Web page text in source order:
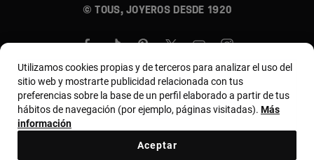
© TOUS, JOYEROS DESDE 1920
País y moneda:Costa Rica / US Dollar
Utilizamos cookies propias y de terceros para analizar el uso del
sitio web y mostrarte publicidad relacionada con tus
preferencias sobre la base de un perfil elaborado a partir de tus
hábitos de navegación (por ejemplo, páginas visitadas). Más
información
Aceptar